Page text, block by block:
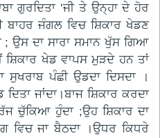
ਗੁਰਦਿਤਾ ‘ਜੀ ਤੇ ਉਨ੍ਹਾ ਦੇ ਹੋਰ
ਜੰਗਲ ਵਿਚ ਸ਼ਿਕਾਰ ਖੇਡਣ
; ਉਸ ਦਾ ਸਾਰਾ ਸਮਾਨ ਖੁੱਸ ਗਿਆ
ਸ਼ਿਕਾਰ ਖੇਡ ਵਾਪਸ ਮੁੜਦੇ ਹਨ ਤਾਂ
ਪੰਛੀ ਉਡਦਾ ਦਿਸਦਾ ।
ਜਾਂਦਾ।ਬਾਜ ਸ਼ਿਕਾਰ ਕਰਦਾ
ਚੁੱਕਿਆ ਹੁੰਦਾ ;ਉਹ ਸ਼ਿਕਾਰ ਦਾ
ਵਿਚ ਜਾ ਬੈਠਦਾ ।ਉਧਰ ਕਿਧਰੇ